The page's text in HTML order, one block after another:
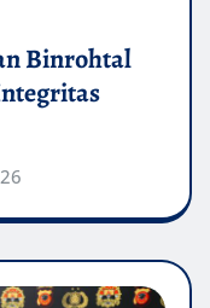
Binrohtal